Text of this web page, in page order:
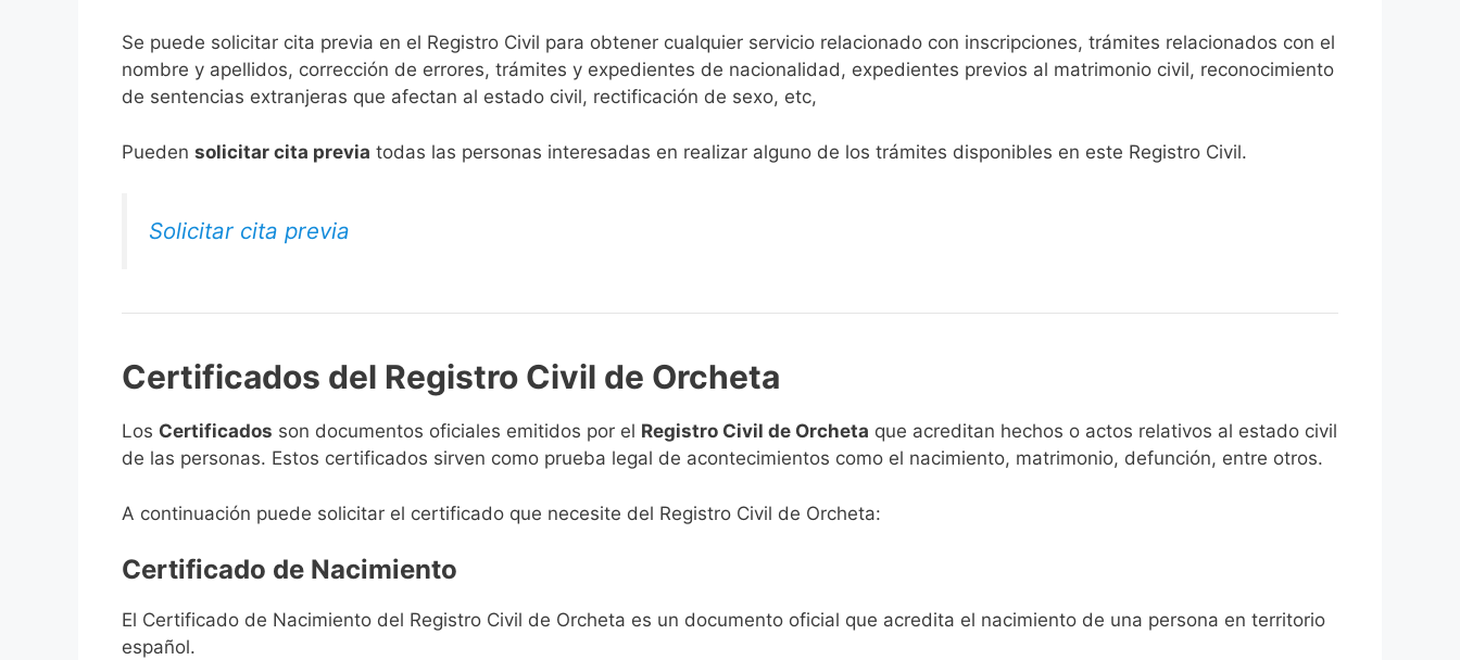
Se puede solicitar cita previa en el Registro Civil para obtener cualquier servicio relacionado con inscripciones, trámites relacionados con el
nombre y apellidos, corrección de errores, trámites y expedientes de nacionalidad, expedientes previos al matrimonio civil, reconocimiento
de sentencias extranjeras que afectan al estado civil, rectificación de sexo, etc,
​Pueden solicitar cita previa todas las personas interesadas en realizar alguno de los trámites disponibles en este Registro Civil.​
Solicitar cita previa
Certificados del Registro Civil de Orcheta
Los Certificados son documentos oficiales emitidos por el Registro Civil de Orcheta que acreditan hechos o actos relativos al estado civil
de las personas. Estos certificados sirven como prueba legal de acontecimientos como el nacimiento, matrimonio, defunción, entre otros.
A continuación puede solicitar el certificado que necesite del Registro Civil de Orcheta:
Certificado de Nacimiento
El Certificado de Nacimiento del Registro Civil de Orcheta es un documento oficial que acredita el nacimiento de una persona en territorio
español.